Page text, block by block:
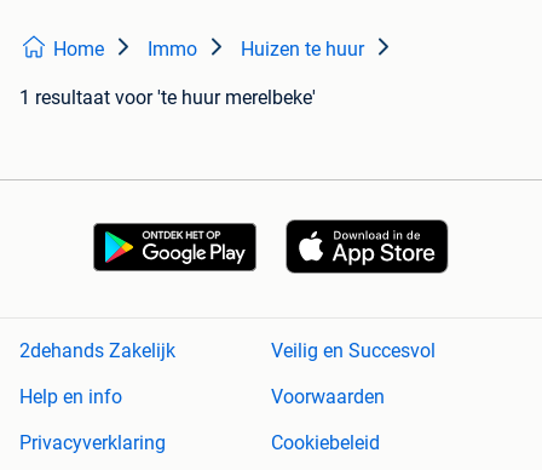
Home Immo Huizen te huur
1 resultaat voor 'te huur merelbeke'
2dehands Zakelijk
Veilig en Succesvol
Help en info
Voorwaarden
Privacyverklaring
Cookiebeleid